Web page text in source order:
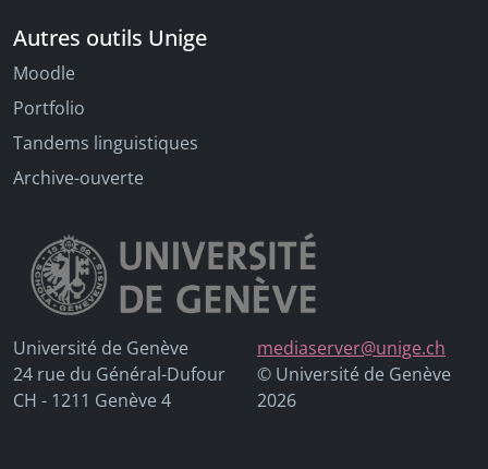
Autres outils Unige
Moodle
Portfolio
Tandems linguistiques
Archive-ouverte
Université de Genève
24 rue du Général-Dufour
CH - 1211 Genève 4
mediaserver@unige.ch
© Université de Genève
2026